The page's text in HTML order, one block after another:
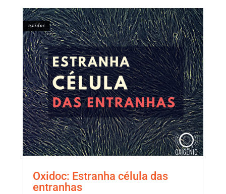
Oxidoc: Estranha célula das
entranhas